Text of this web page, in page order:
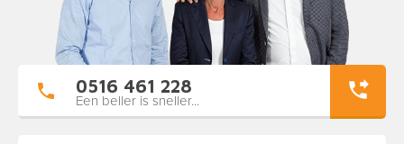
0516 461 228
Een beller is sneller...